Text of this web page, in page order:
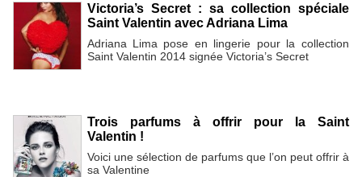
Victoria’s Secret : sa collection spéciale
Saint Valentin avec Adriana Lima
Adriana Lima pose en lingerie pour la collection
Saint Valentin 2014 signée Victoria’s Secret
Trois parfums à offrir pour la Saint
Valentin !
Voici une sélection de parfums que l’on peut offrir à
sa Valentine